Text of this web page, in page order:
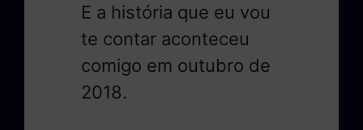
E a história que eu vou
te contar aconteceu
comigo em outubro de
2018.